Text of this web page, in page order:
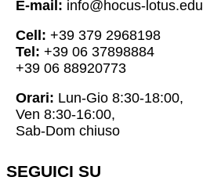
E-mail: info@hocus-lotus.edu
Cell: +39 379 2968198
Tel: +39 06 37898884
+39 06 88920773
Orari: Lun-Gio 8:30-18:00,
Ven 8:30-16:00,
Sab-Dom chiuso
SEGUICI SU